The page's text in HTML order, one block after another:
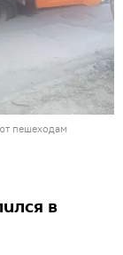
пешеходам
в